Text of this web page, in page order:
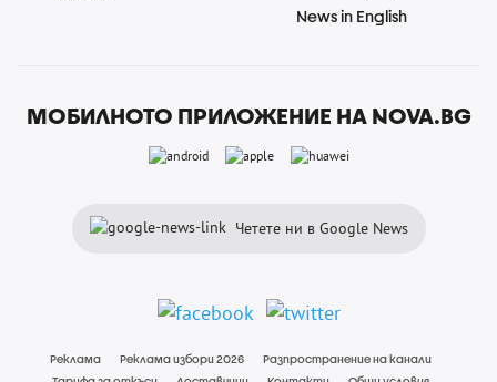
News in English
МОБИЛНОТО ПРИЛОЖЕНИЕ НА NOVA.BG
Четете ни в Google News
Реклама Реклама избори 2026
Разпространение на канали